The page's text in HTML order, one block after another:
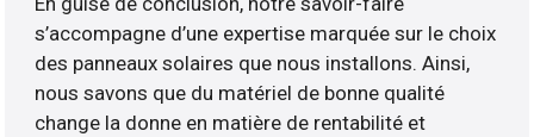
s’accompagne d’une expertise marquée sur le choix
des panneaux solaires que nous installons. Ainsi,
nous savons que du matériel de bonne qualité
change la donne en matière de rentabilité et